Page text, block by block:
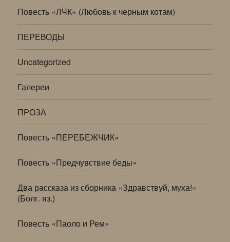
Повесть «ЛЧК» (Любовь к черным котам)
ПЕРЕВОДЫ
Uncategorized
Галереи
ПРОЗА
Повесть «ПЕРЕБЕЖЧИК»
Повесть «Предчувствие беды»
Два рассказа из сборника «Здравствуй, муха!»
(Болг. яз.)
Повесть «Паоло и Рем»